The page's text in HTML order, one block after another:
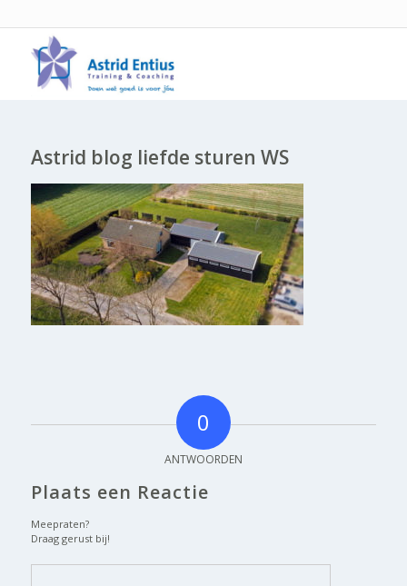
Astrid blog liefde sturen WS
0
ANTWOORDEN
Plaats een Reactie
Meepraten?
Draag gerust bij!